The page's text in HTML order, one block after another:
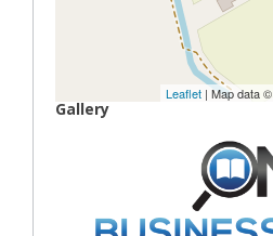
Leaflet | Map data ©
Gallery